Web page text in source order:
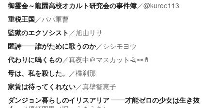
御霊会～龍園高校オカルト研究会の事件簿／@kuroe113
重税王国／パパ軍曹
監獄のエクソシスト ／旭山リサ
匿詩――誰がために歌うのか／シシモヨウ
代わりに鳴くもの／真夜中＠マスカット🪒🪢💊
母は、私を殺した。 ／楪刹那
家賃は待ってくれない／真壁智恵子
ダンジョン暮らしのイリスアリア ――才能ゼロの少女は生き抜